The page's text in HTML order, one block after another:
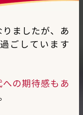
ましたが、あ
ごしています
の期待感もあ